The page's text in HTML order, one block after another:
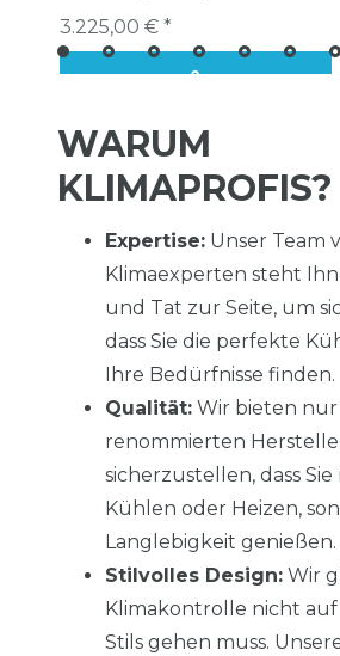
3.225,00 € *
WARUM
KLIMAPROFIS?
Expertise: Unser Team
Klimaexperten steht
und Tat zur Seite, um
dass Sie die perfekte
Ihre Bedürfnisse finden.
Qualität: Wir bieten
renommierten
sicherzustellen, dass
Kühlen oder Heizen,
Langlebigkeit genießen.
Stilvolles Design: Wir
Klimakontrolle nicht auf
Stils gehen muss.